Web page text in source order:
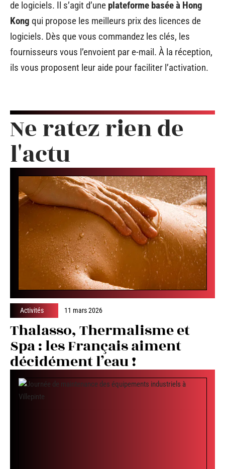
de logiciels. Il s’agit d’une plateforme basée à Hong
Kong qui propose les meilleurs prix des licences de
logiciels. Dès que vous commandez les clés, les
fournisseurs vous l’envoient par e-mail. À la réception,
ils vous proposent leur aide pour faciliter l’activation.
Ne ratez rien de
l'actu
Activités 11 mars 2026
Thalasso, Thermalisme et
Spa : les Français aiment
décidément l’eau !